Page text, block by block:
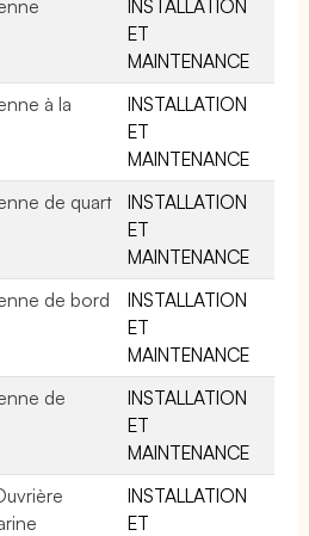
INSTALLATION
ET
MAINTENANCE
à la
INSTALLATION
ET
MAINTENANCE
de quart
INSTALLATION
ET
MAINTENANCE
de bord
INSTALLATION
ET
MAINTENANCE
de
INSTALLATION
ET
MAINTENANCE
INSTALLATION
ET